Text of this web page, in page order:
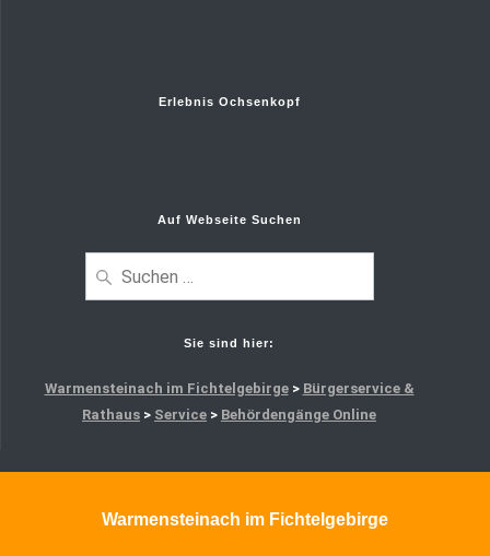
Erlebnis Ochsenkopf
Auf Webseite Suchen
Sie sind hier:
Warmensteinach im Fichtelgebirge> Bürgerservice &
Rathaus > Service > Behördengänge Online
Warmensteinach im Fichtelgebirge